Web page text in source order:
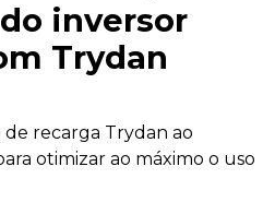
instalador
inversor
Trydan
recarga Trydan ao
otimizar ao máximo o uso